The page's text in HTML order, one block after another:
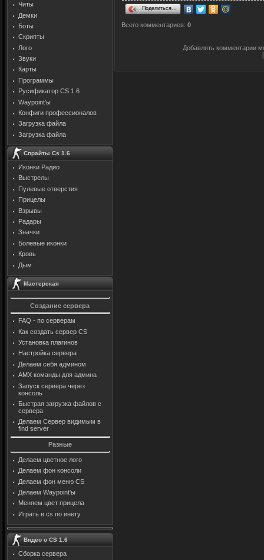
Читы
Демки
Боты
Скрипты
Лого
Звуки
Карты
Программы
Русификатор CS 1.6
Waypoint'ы
Конфиги профессионалов
Загрузка файла
Загрузка файла
Спрайты Cs 1.6
Иконки Радио
Выстрелы
Пулевые отверстия
Прицелы
Взрывы
Радары
Значки
Болевые иконки
Кровь
Дым
Мастерская
Создание сервера
FAQ - по серверам
Как создать сервер CS
Установка плагинов
Настройка сервера
Делаем себя админом
AMX команды для админа
Запуск сервера через
консоль
Быстрая загрузка файлов с
сервера
Делаем Сервер видимым в
find server
Разные
Делаем цветное лого
Делаем фон консоли
Делаем фон меню CS
Делаем Waypoint'ы
Меняем цвет прицела
Играть в cs по инету
Видео о CS 1.6
Сборка сервера
Поделиться…
Всего комментариев: 0
Добавлять комментарии